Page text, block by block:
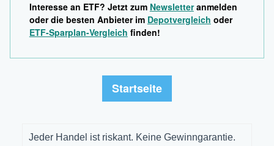
Interesse an ETF? Jetzt zum Newsletteranmelden
oder die besten Anbieter im Depotvergleich oder
ETF-Sparplan-Vergleich finden!
Startseite
Jeder Handel ist riskant. Keine Gewinngarantie.